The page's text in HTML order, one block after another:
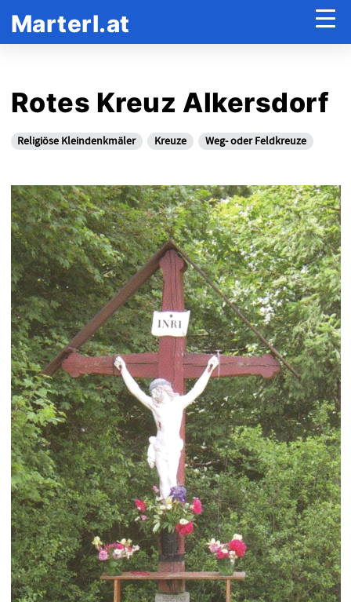
Marterl.at
Rotes Kreuz Alkersdorf
Religiöse Kleindenkmäler Kreuze Weg- oder Feldkreuze